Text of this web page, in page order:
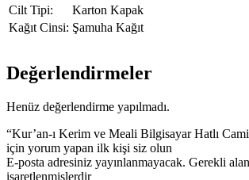
Cilt Tipi:
Karton Kapak
Kağıt Cinsi: Şamuha Kağıt
Değerlendirmeler
Henüz değerlendirme yapılmadı.
“Kur’an-ı Kerim ve Meali Bilgisayar Hatlı
için yorum yapan ilk kişi siz olun
E-posta adresiniz yayınlanmayacak. Gerekli
işaretlenmişlerdir